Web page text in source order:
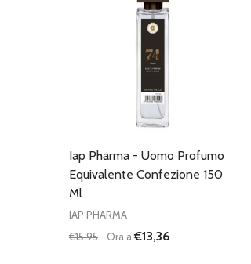
Iap Pharma - Uomo Profumo
Equivalente Confezione 150
Ml
IAP PHARMA
€15,95
Ora a€13,36